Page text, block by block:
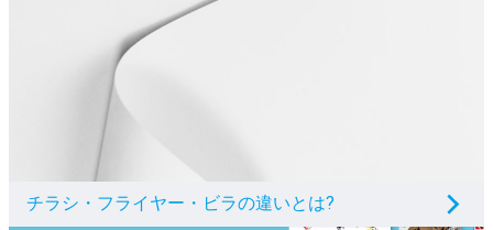
チラシ・フライヤー・ビラの違いとは?